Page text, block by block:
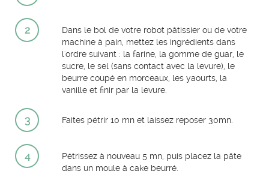
2
Dans le bol de votre robot pâtissier ou de votre
machine à pain, mettez les ingrédients dans
l'ordre suivant : la farine, la gomme de guar, le
sucre, le sel (sans contact avec la levure), le
beurre coupé en morceaux, les yaourts, la
vanille et finir par la levure.
3 Faites pétrir 10 mn et laissez reposer 30mn.
4
Pétrissez à nouveau 5 mn, puis placez la pâte
dans un moule à cake beurré.